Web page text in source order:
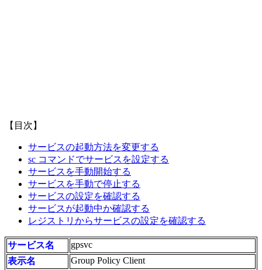
【目次】
サービスの起動方法を変更する
sc コマンドでサービスを設定する
サービスを手動開始する
サービスを手動で停止する
サービスの設定を確認する
サービスが起動中か確認する
レジストリからサービスの設定を確認する
サービス名
gpsvc
表示名
Group Policy Client